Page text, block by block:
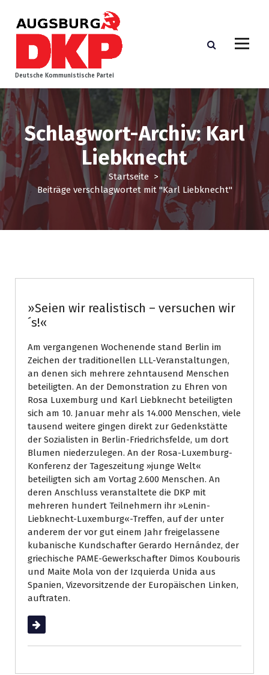
s
p
r
n
g
n
Deutsche Kommunistische Partei
Schlagwort-Archiv: Karl
Liebknecht
Startseite>
Beiträge verschlagwortet mit "Karl Liebknecht"
»Seien wir realistisch – versuchen wir
´s!«
Am vergangenen Wochenende stand Berlin im
Zeichen der traditionellen LLL-Veranstaltungen,
an denen sich mehrere zehntausend Menschen
beteiligten. An der Demonstration zu Ehren von
Rosa Luxemburg und Karl Liebknecht beteiligten
sich am 10. Januar mehr als 14.000 Menschen, viele
tausend weitere gingen direkt zur Gedenkstätte
der Sozialisten in Berlin-Friedrichsfelde, um dort
Blumen niederzulegen. An der Rosa-Luxemburg-
Konferenz der Tageszeitung »junge Welt«
beteiligten sich am Vortag 2.600 Menschen. An
deren Anschluss veranstaltete die DKP mit
mehreren hundert Teilnehmern ihr »Lenin-
Liebknecht-Luxemburg«-Treffen, auf der unter
anderem der vor gut einem Jahr freigelassene
kubanische Kundschafter Gerardo Hernández, der
griechische PAME-Gewerkschafter Dimos Koubouris
und Maite Mola von der Izquierda Unida aus
Spanien, Vizevorsitzende der Europäischen Linken,
auftraten.
Weiterlesen